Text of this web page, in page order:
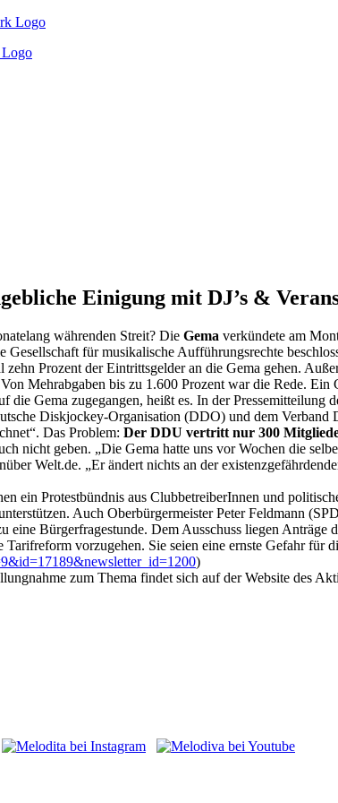
Einigung mit DJ’s &
währenden Streit? Die Gema verkündete am
für musikalische Aufführungsrechte
zehn Prozent der Eintrittsgelder an die Gema gehen.
Mehrabgaben bis zu 1.600 Prozent war die Rede.
die Gema zugegangen, heißt es. In der
Diskjockey-Organisation (DDO) und dem
Das Problem: Der DDU vertritt nur 300
nicht geben. „Die Gema hatte uns vor Wochen die
Welt.de. „Er ändert nichts an der
ein Protestbündnis aus ClubbetreiberInnen und
Auch Oberbürgermeister Peter Feldmann
eine Bürgerfragestunde. Dem Ausschuss liegen
Tarifreform vorzugehen. Sie seien eine ernste Gefahr für
)
zum Thema findet sich auf der Website des